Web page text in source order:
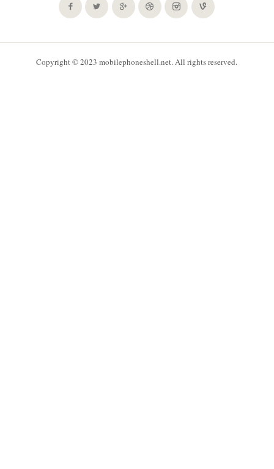
Copyright © 2023 mobilephoneshell.net. All rights reserved.